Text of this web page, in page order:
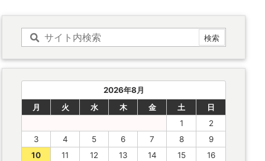
2026年8月
月
火 水 木 金 土
日
1
2
3
4 5 6 7 8
9
10
11 12 13 14 15
16